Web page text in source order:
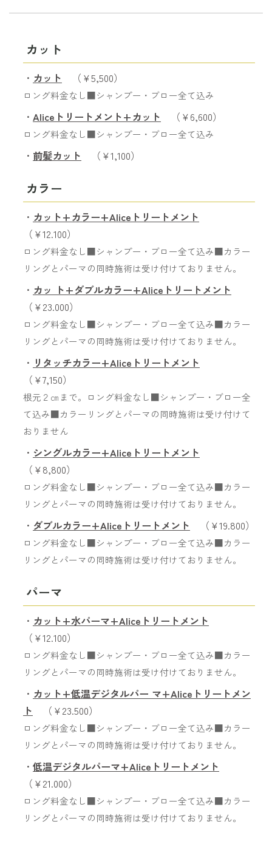
カット
・ カット （￥5,500）
ロング料金なし■シャンプー・ブロー全て込み
・ Aliceトリートメント+カット （￥6,600）
ロング料金なし■シャンプー・ブロー全て込み
・ 前髪カット （￥1,100）
カラー
・ カット+カラー+Aliceトリートメント
（￥12.100）
ロング料金なし■シャンプー・ブロー全て込み■カラー
リングとパーマの同時施術は受け付けておりません。
・ カッ ト+ダブルカラー+Aliceトリートメント
（￥23.000）
ロング料金なし■シャンプー・ブロー全て込み■カラー
リングとパーマの同時施術は受け付けておりません。
・ リタッチカラー+Aliceトリートメント
（￥7,150）
根元２㎝まで。ロング料金なし■シャンプー・ブロー全
て込み■カラーリングとパーマの同時施術は受け付けて
おりません
・ シングルカラー+Aliceトリートメント
（￥8,800）
ロング料金なし■シャンプー・ブロー全て込み■カラー
リングとパーマの同時施術は受け付けておりません。
・ ダブルカラー+Aliceトリートメント （￥19.800）
ロング料金なし■シャンプー・ブロー全て込み■カラー
リングとパーマの同時施術は受け付けておりません。
パーマ
・ カット+水パーマ+Aliceトリートメント
（￥12.100）
ロング料金なし■シャンプー・ブロー全て込み■カラー
リングとパーマの同時施術は受け付けておりません。
・ カット+低温デジタルパー マ+Aliceトリートメン
ト （￥23.500）
ロング料金なし■シャンプー・ブロー全て込み■カラー
リングとパーマの同時施術は受け付けておりません。
・ 低温デジタルパーマ+Aliceトリートメント
（￥21.000）
ロング料金なし■シャンプー・ブロー全て込み■カラー
リングとパーマの同時施術は受け付けておりません。